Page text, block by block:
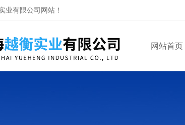
业有限公司网站！
网站首页